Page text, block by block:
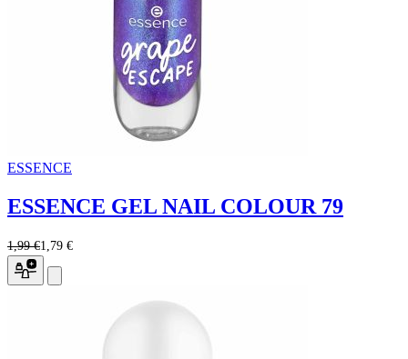
ESSENCE
ESSENCE GEL NAIL COLOUR 79
1,99 €1,79 €